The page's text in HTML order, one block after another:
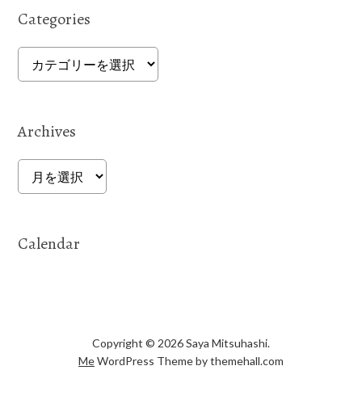
Categories
Categories
Archives
Archives
Calendar
Copyright © 2026 Saya Mitsuhashi.
MeWordPress Theme by themehall.com